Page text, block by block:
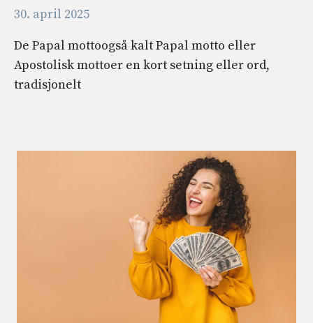
30. april 2025
De Papal mottoogså kalt Papal motto eller
Apostolisk mottoer en kort setning eller ord,
tradisjonelt